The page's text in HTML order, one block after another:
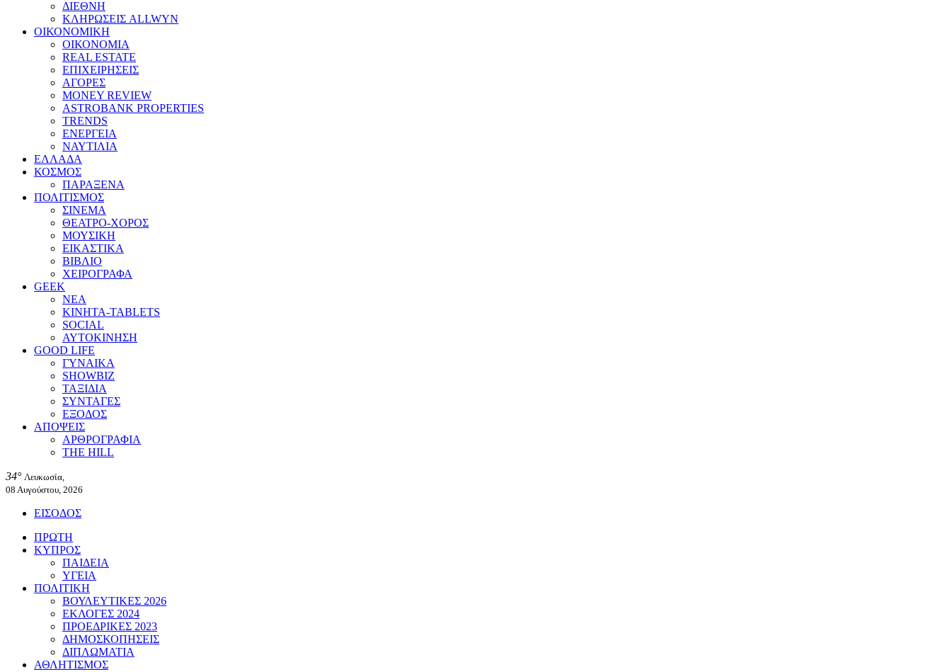
ΔΙΕΘΝΗ
ΚΛΗΡΩΣΕΙΣ ALLWYN
ΟΙΚΟΝΟΜΙΚΗ
ΟΙΚΟΝΟΜΙΑ
REAL ESTATE
ΕΠΙΧΕΙΡΗΣΕΙΣ
ΑΓΟΡΕΣ
MONEY REVIEW
ASTROBANK PROPERTIES
TRENDS
ΕΝΕΡΓΕΙΑ
ΝΑΥΤΙΛΙΑ
ΕΛΛΑΔΑ
ΚΟΣΜΟΣ
ΠΑΡΑΞΕΝΑ
ΠΟΛΙΤΙΣΜΟΣ
ΣΙΝΕΜΑ
ΘΕΑΤΡΟ-ΧΟΡΟΣ
ΜΟΥΣΙΚΗ
ΕΙΚΑΣΤΙΚΑ
ΒΙΒΛΙΟ
ΧΕΙΡΟΓΡΑΦΑ
GEEK
ΝΕΑ
ΚΙΝΗΤΑ-TABLETS
SOCIAL
ΑΥΤΟΚΙΝΗΣΗ
GOOD LIFE
ΓΥΝΑΙΚΑ
SHOWBIZ
ΤΑΞΙΔΙΑ
ΣΥΝΤΑΓΕΣ
ΕΞΟΔΟΣ
ΑΠΟΨΕΙΣ
ΑΡΘΡΟΓΡΑΦΙΑ
THE HILL
34° Λευκωσία,
08 Αυγούστου, 2026
ΕΙΣΟΔΟΣ
ΠΡΩΤΗ
ΚΥΠΡΟΣ
ΠΑΙΔΕΙΑ
ΥΓΕΙΑ
ΠΟΛΙΤΙΚΗ
ΒΟΥΛΕΥΤΙΚΕΣ 2026
ΕΚΛΟΓΕΣ 2024
ΠΡΟΕΔΡΙΚΕΣ 2023
ΔΗΜΟΣΚΟΠΗΣΕΙΣ
ΔΙΠΛΩΜΑΤΙΑ
ΑΘΛΗΤΙΣΜΟΣ